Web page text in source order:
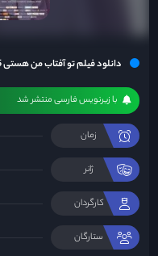
دانلود فیلم تو آفتاب من هستی You Are My Sunshine 2015
با زیرنویس فارسی منتشر شد
زمان
ژانر
کارگردان
ستارگان